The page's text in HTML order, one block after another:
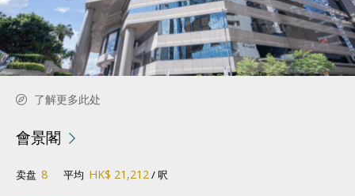
了解更多此处
會景閣
卖盘 8 平均 HK$ 21,212 / 呎